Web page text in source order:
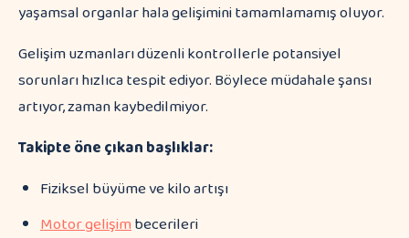
yaşamsal organlar hala gelişimini tamamlamamış oluyor.
Gelişim uzmanları düzenli kontrollerle potansiyel
sorunları hızlıca tespit ediyor. Böylece müdahale şansı
artıyor, zaman kaybedilmiyor.
Takipte öne çıkan başlıklar:
Fiziksel büyüme ve kilo artışı
Motor gelişimbecerileri